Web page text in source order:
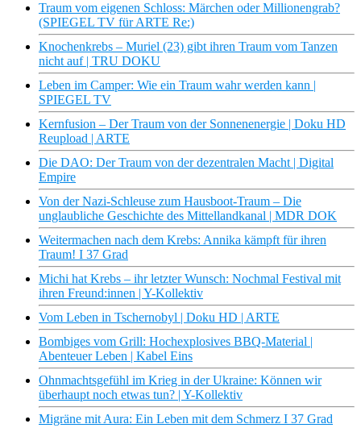
Traum vom eigenen Schloss: Märchen oder Millionengrab?
(SPIEGEL TV für ARTE Re:)
Knochenkrebs – Muriel (23) gibt ihren Traum vom Tanzen
nicht auf | TRU DOKU
Leben im Camper: Wie ein Traum wahr werden kann |
SPIEGEL TV
Kernfusion – Der Traum von der Sonnenenergie | Doku HD
Reupload | ARTE
Die DAO: Der Traum von der dezentralen Macht | Digital
Empire
Von der Nazi-Schleuse zum Hausboot-Traum – Die
unglaubliche Geschichte des Mittellandkanal | MDR DOK
Weitermachen nach dem Krebs: Annika kämpft für ihren
Traum! I 37 Grad
Michi hat Krebs – ihr letzter Wunsch: Nochmal Festival mit
ihren Freund:innen | Y-Kollektiv
Vom Leben in Tschernobyl | Doku HD | ARTE
Bombiges vom Grill: Hochexplosives BBQ-Material |
Abenteuer Leben | Kabel Eins
Ohnmachtsgefühl im Krieg in der Ukraine: Können wir
überhaupt noch etwas tun? | Y-Kollektiv
Migräne mit Aura: Ein Leben mit dem Schmerz I 37 Grad